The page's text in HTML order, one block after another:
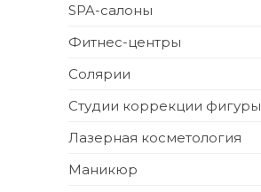
SPA-салоны
Фитнес-центры
Солярии
Студии коррекции фигуры
Лазерная косметология
Маникюр